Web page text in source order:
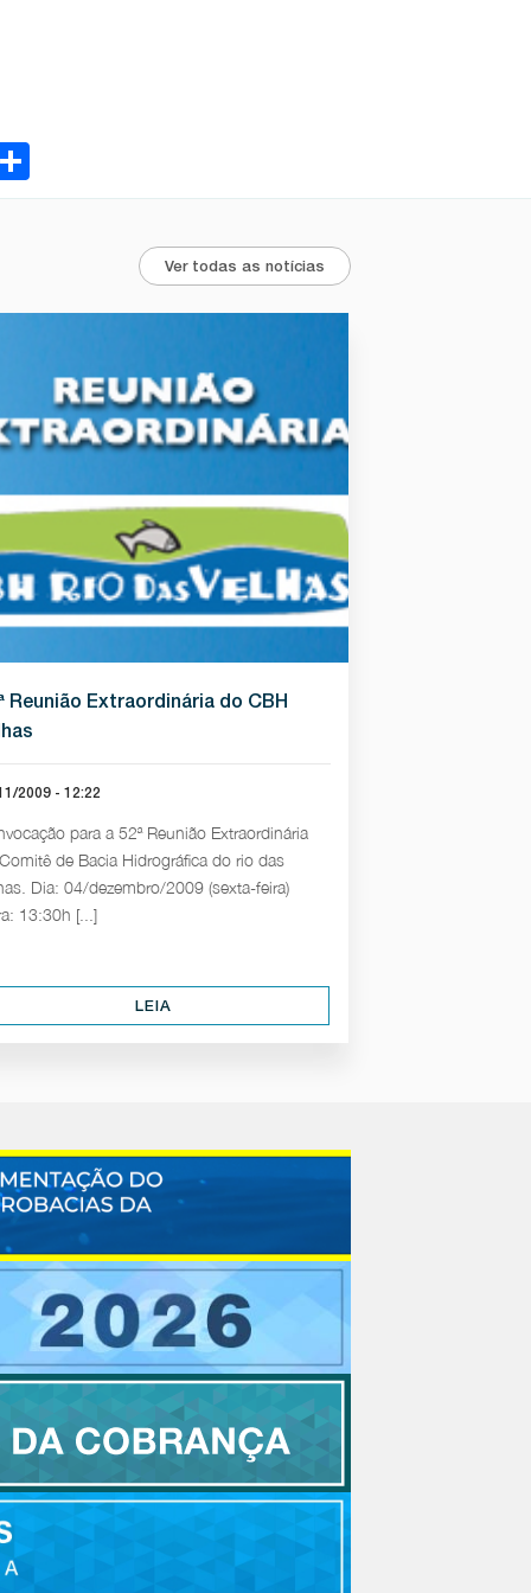
Share
Ver todas as notícias
Reunião Extraordinária do CBH
2009 - 12:22
para a 52ª Reunião Extraordinária
de Bacia Hidrográfica do rio das
Dia: 04/dezembro/2009 (sexta-feira)
13:30h [...]
LEIA